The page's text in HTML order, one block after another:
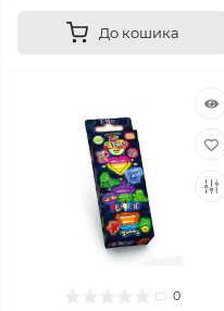
До кошика
0